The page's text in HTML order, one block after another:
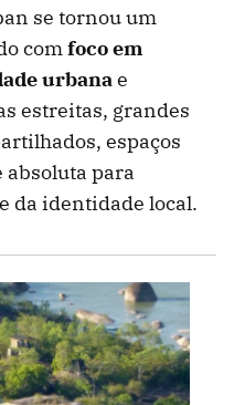
se tornou um
comfoco em
urbanae
estreitas, grandes
espaços
para
da identidade local.